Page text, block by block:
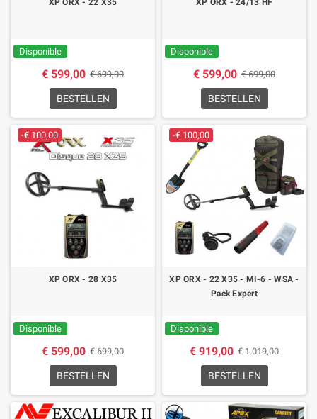
XP ORX - 22 X35
Disponible
€ 599,00 € 699,00
BESTELLEN
XP ORX - 24/13 HF
Disponible
€ 599,00 € 699,00
BESTELLEN
-€ 100,00
XP ORX - 28 X35
Disponible
€ 599,00 € 699,00
BESTELLEN
-€ 100,00
XP ORX - 22 X35 - MI-6 - WSA -
Pack Expert
Disponible
€ 919,00 € 1.019,00
BESTELLEN